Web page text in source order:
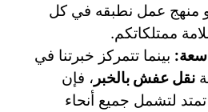
منهج عمل نطبقه في كل
ممتلكاتكم.
بينما تتمركز خبرتنا في
نقل عفش بالخبر ، فإن
تمتد لتشمل جميع أنحاء